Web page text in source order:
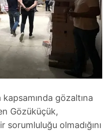
gözaltına
Gözüküçük,
olmadığını